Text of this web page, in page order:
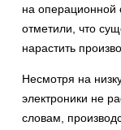
на операционной
отметили, что
нарастить
Несмотря на
электроники не
словам,